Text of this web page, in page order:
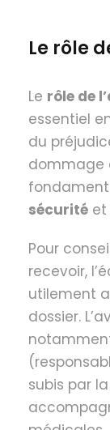
Le rôle
Le rôle de
essentiel
du
dommage
sécurité et
Pour
recevoir,
utilement
dossier.
subis par